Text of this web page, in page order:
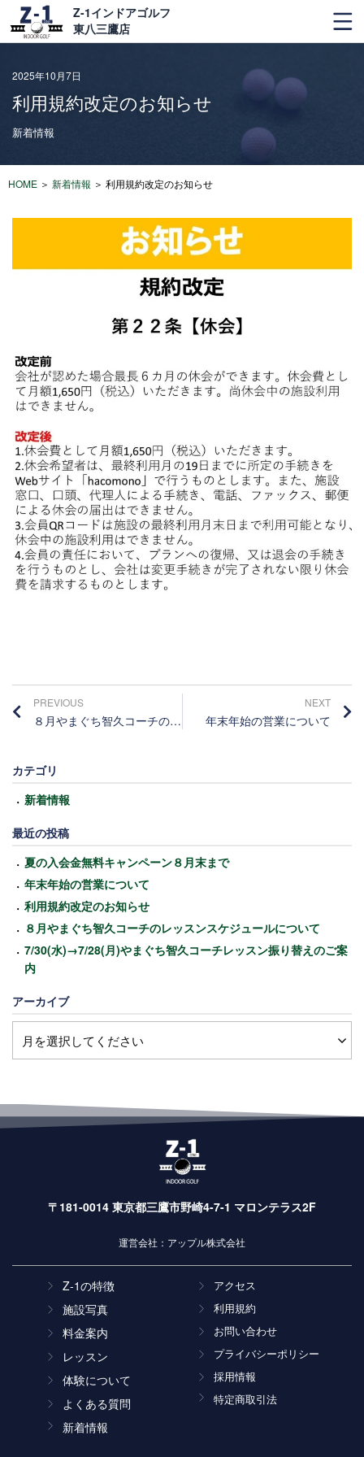
Z-1インドアゴルフ
東八三鷹店
2025年10月7日
利用規約改定のお知らせ
新着情報
HOME ＞ 新着情報 ＞ 利用規約改定のお知らせ
PREVIOUS
８月やまぐち智久コーチのレッスンスケジュールについて
NEXT
年末年始の営業について
カテゴリ
新着情報
最近の投稿
夏の入会金無料キャンペーン８月末まで
年末年始の営業について
利用規約改定のお知らせ
８月やまぐち智久コーチのレッスンスケジュールについて
7/30(水)→7/28(月)やまぐち智久コーチレッスン振り替えのご案
内
アーカイブ
〒181-0014 東京都三鷹市野崎4-7-1 マロンテラス2F
運営会社：アップル株式会社
Z-1の特徴
施設写真
料金案内
レッスン
体験について
よくある質問
新着情報
アクセス
利用規約
お問い合わせ
プライバシーポリシー
採用情報
特定商取引法